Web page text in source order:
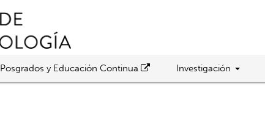
Posgrados y Educación Continua Investigación